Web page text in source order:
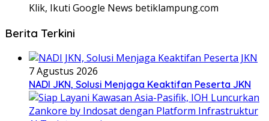
Klik, Ikuti Google News betiklampung.com
Berita Terkini
7 Agustus 2026
NADI JKN, Solusi Menjaga Keaktifan Peserta JKN